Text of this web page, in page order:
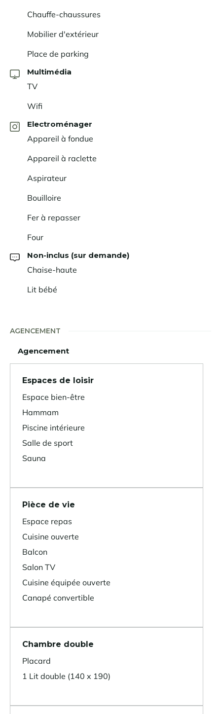
Chauffe-chaussures
Mobilier d'extérieur
Place de parking
Multimédia
TV
Wifi
Electroménager
Appareil à fondue
Appareil à raclette
Aspirateur
Bouilloire
Fer à repasser
Four
Non-inclus (sur demande)
Chaise-haute
Lit bébé
AGENCEMENT
Agencement
Espaces de loisir
Espace bien-être
Hammam
Piscine intérieure
Salle de sport
Sauna
Pièce de vie
Espace repas
Cuisine ouverte
Balcon
Salon TV
Cuisine équipée ouverte
Canapé convertible
Chambre double
Placard
1 Lit double (140 x 190)